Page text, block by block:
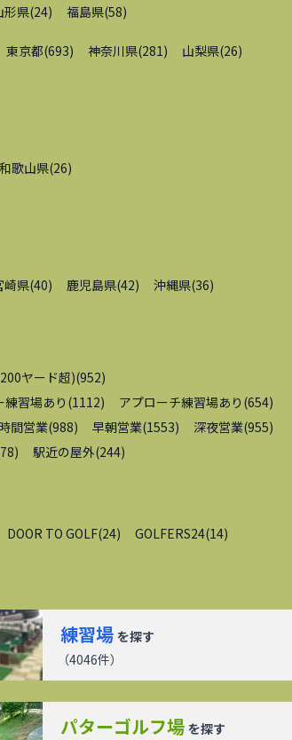
形県(24) 福島県(58)
東京都(693) 神奈川県(281) 山梨県(26)
和歌山県(26)
崎県(40) 鹿児島県(42) 沖縄県(36)
ヤード超)(952)
練習場あり (1112) アプローチ練習場あり (654)
間営業(988) 早朝営業(1553) 深夜営業(955)
) 駅近の屋外(244)
DOOR TO GOLF(24) GOLFERS24(14)
練習場 を探す
（4046件）
パターゴルフ場 を探す